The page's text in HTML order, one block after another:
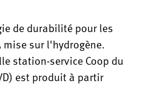
de durabilité pour les
sur l'hydrogène.
station-service Coop du
est produit à partir